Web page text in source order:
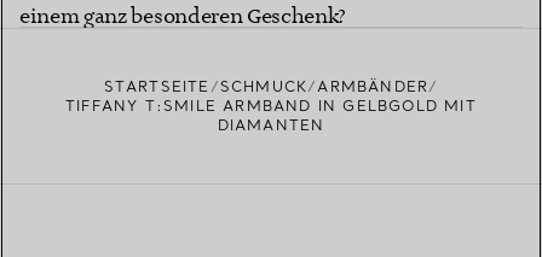
einem ganz besonderen Geschenk?
STARTSEITE SCHMUCK
ARMBÄNDER
TIFFANY T:SMILE ARMBAND IN GELBGOLD MIT
DIAMANTEN